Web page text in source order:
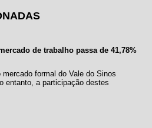
de trabalho passa de 41,78%
formal do Vale do Sinos
entanto, a participação destes